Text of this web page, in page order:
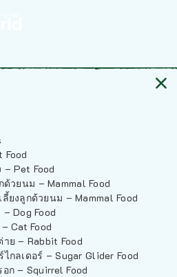
Food
– Pet Food
ด้วยนม – Mammal Food
ยงลูกด้วยนม – Mammal Food
Dog Food
Cat Food
ย – Rabbit Food
กลเดอร์ – Sugar Glider Food
ก – Squirrel Food